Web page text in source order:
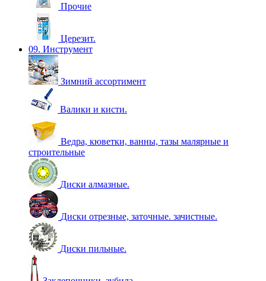
Прочие
Церезит.
09. Инструмент
Зимний ассортимент
Валики и кисти.
Ведра, кюветки, ванны, тазы малярные и
строительные
Диски алмазные.
Диски отрезные, заточные. зачистные.
Диски пильные.